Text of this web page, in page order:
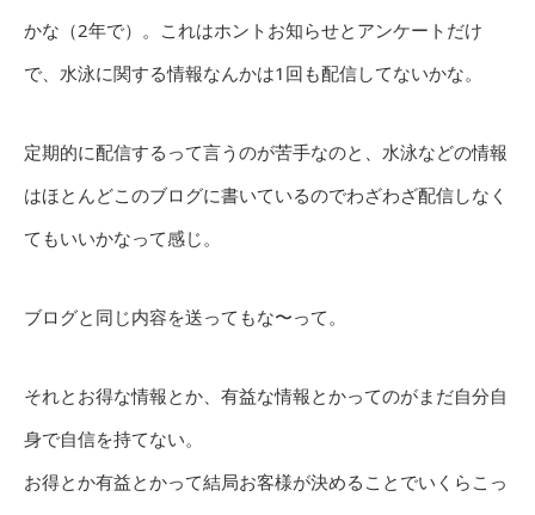
かな（2年で）。これはホントお知らせとアンケートだけ
で、水泳に関する情報なんかは1回も配信してないかな。
定期的に配信するって言うのが苦手なのと、水泳などの情報
はほとんどこのブログに書いているのでわざわざ配信しなく
てもいいかなって感じ。
ブログと同じ内容を送ってもな〜って。
それとお得な情報とか、有益な情報とかってのがまだ自分自
身で自信を持てない。
お得とか有益とかって結局お客様が決めることでいくらこっ